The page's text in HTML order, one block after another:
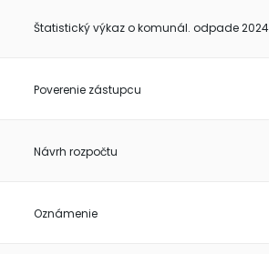
Štatistický výkaz o komunál. odpade 2024
Poverenie zástupcu
Návrh rozpočtu
Oznámenie